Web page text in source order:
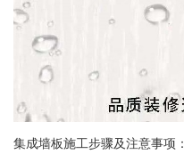
集成墙板施工步骤及注意事项：